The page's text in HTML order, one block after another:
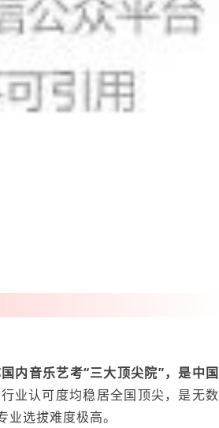
内音乐艺考“三大顶尖院”，是中国
业认可度均稳居全国顶尖，是无数
选拔难度极高。